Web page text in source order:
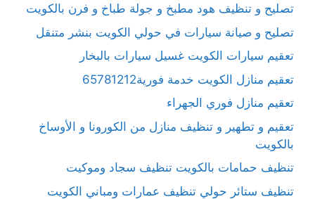
تصليح و تنظيف هود مطبخ و جولة طباخ و فرن بالكويت
تصليح و صيانة سيارات في حولي الكويت بنشر متنقل
تعقيم سيارات الكويت غسيل سيارات بالبخار
تعقيم منازل الكويت خدمة فورية65781212
تعقيم منازل فوري الجهراء
تعقيم و تطهير و تنظيف منازل من الكورونا و الأوساخ
بالكويت
تنظيف حمامات بالكويت تنظيف سجاد وموكيت
تنظيف ستائر حولي تنظيف عمارات ومباني الكويت